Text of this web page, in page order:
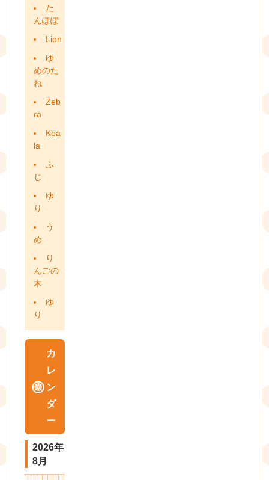
た
んぽぽ
Lion
ゆ
めのた
ね
Zeb
ra
Koa
la
ふ
じ
ゆ
り
う
め
り
んごの
木
ゆ
り
カ
レ
ン
ダ
ー
2026年
8月